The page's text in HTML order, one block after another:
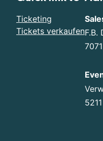
Ticketing
Tickets verkaufenF.B.